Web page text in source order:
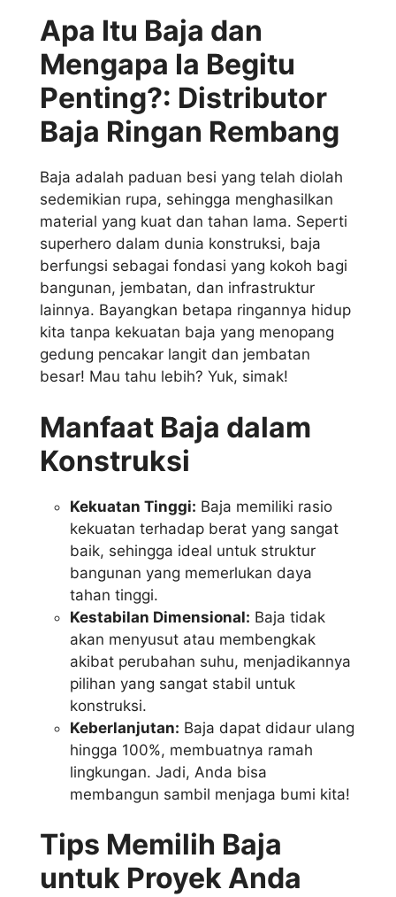
Apa Itu Baja dan
Mengapa Ia Begitu
Penting?: Distributor
Baja Ringan Rembang
Baja adalah paduan besi yang telah diolah
sedemikian rupa, sehingga menghasilkan
material yang kuat dan tahan lama. Seperti
superhero dalam dunia konstruksi, baja
berfungsi sebagai fondasi yang kokoh bagi
bangunan, jembatan, dan infrastruktur
lainnya. Bayangkan betapa ringannya hidup
kita tanpa kekuatan baja yang menopang
gedung pencakar langit dan jembatan
besar! Mau tahu lebih? Yuk, simak!
Manfaat Baja dalam
Konstruksi
Kekuatan Tinggi: Baja memiliki rasio
kekuatan terhadap berat yang sangat
baik, sehingga ideal untuk struktur
bangunan yang memerlukan daya
tahan tinggi.
Kestabilan Dimensional: Baja tidak
akan menyusut atau membengkak
akibat perubahan suhu, menjadikannya
pilihan yang sangat stabil untuk
konstruksi.
Keberlanjutan: Baja dapat didaur ulang
hingga 100%, membuatnya ramah
lingkungan. Jadi, Anda bisa
membangun sambil menjaga bumi kita!
Tips Memilih Baja
untuk Proyek Anda